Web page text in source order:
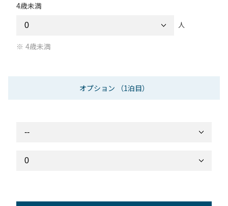
4歳未満
人
4歳未満
オプション （1泊目）